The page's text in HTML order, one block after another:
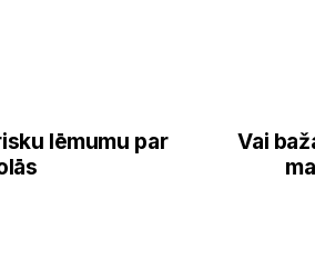
Vai
lēmumu par